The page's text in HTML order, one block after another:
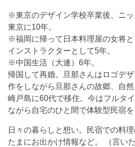
※東京のデザイン学校卒業後、ニ
東京に10年。
※福岡に帰って日本料理屋の女将
インストラクターとして5年。
※中国生活（大連）6年。
帰国して再婚。旦那さんはロゴデ
作をしながら旦那さんの故郷、自
崎戸島に60代で移住。今はフルタ
ながら自宅のひと間で体験型民宿を
日々の暮らしと想い。民宿での料理
たまにお出かけ情報など。 （言い